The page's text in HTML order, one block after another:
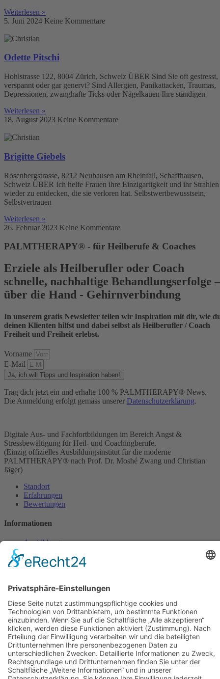
Weiterlesen »
5. Juni 2024 Keine Kommentare
Odette Pitschi
Hohlstrasse 122, 8004 Zürich, Schweiz ÜBER Sind Sie oft gestresst,
verspannt oder gar genervt? Sind Allergien, Panikattacken, Traumas,
Depressionen, zwanghafte Ticks oder Nägelkauen Ihre ständigen
Weiterlesen »
18. August 2023 Keine Kommentare
Brigitte Giebels
Rosenbergstrasse, 8212 Neuhausen am Rheinfall, Schaffhausen,
Schweiz ÜBER Ich helfe Frauen ihre Einzigartigkeit und ihr Strahlen
wieder zu entdecken, die sie verloren hat. Selbstwertbewusstsein,
Selbstvertrauen
Weiterlesen »
26. Februar 2023 Keine Kommentare
PALMTHERAPY® - für Heilberufe & Coaches
Erziele als Heilberufler oder Coach
schnelle, nachhaltige Behandlungserfolge –
über die Hand - Gehirnverbindung
In unserem gratis Newsletter teilen wir Inspiration mit dir, wie
deinen Klienten hilfst und dabei selbst als Heilberufler / Coach
Freiheit und Freiheit erlebst.
Vorname
E-Mail
Ja, ich will Tipps und Inspiration haben!
Trag dich jetzt ein und erhalte 100 % PALMTHERAPY® News.
Die Anmeldung erfolgt gemäss unserer Datenschutzerklärung.
Digitale Aus- und Fachfortbildungen im Bereich Angst &
Stressbewältigung für Heil- und Coachingberufe.
(Einzig offizielles Ausbildungsinstitut für die moderne
PALMTHERAPY® nach Prof. Dr. Moshé Zwang und Christian
Jäger)
Standort
Erfahrungen
Bewertungen
Informationen
Ausbildung
NEU: der Podcast
YouTube
LinkedIN
Magazin
Erlebnisabend
FAQ
Rechtliches
Datenschutzerklärung
Impressum
* Haftungsausschluss
Kundenbewertungen und Erfahrungen zu
PALMTHERAPY Academy c/o Gesundheitspraxis
Christian ...